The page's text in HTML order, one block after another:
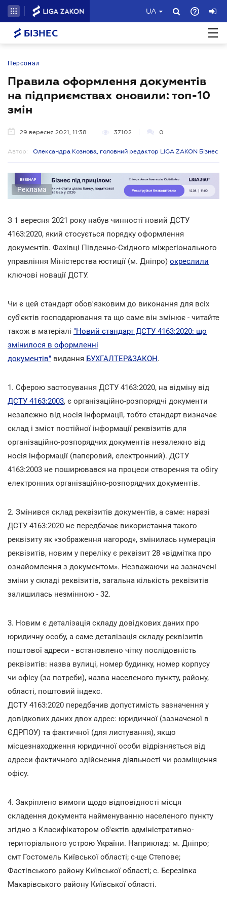
UA
БІЗНЕС
Персонал
Правила оформлення документів
на підприємствах оновили: топ-10
змін
29 вересня 2021, 11:38 37102 0
Автор: Олександра Кознова, головний редактор LIGA ZAKON Бізнес
Реклама
З 1 вересня 2021 року набув чинності новий ДСТУ
4163:2020, який стосується порядку оформлення
документів. Фахівці Південно-Східного міжрегіонального
управління Міністерства юстиції (м. Дніпро) окреслили
ключові новації ДСТУ.
Чи є цей стандарт обов'язковим до виконання для всіх
суб'єктів господарювання та що саме він змінює - читайте
також в матеріалі "Новий стандарт ДСТУ 4163:2020: що
змінилося в оформленні
документів" видання БУХГАЛТЕР&ЗАКОН.
1. Сферою застосування ДСТУ 4163:2020, на відміну від
ДСТУ 4163:2003, є організаційно-розпорядчі документи
незалежно від носія інформації, тобто стандарт визначає
склад і зміст постійної інформації реквізитів для
організаційно-розпорядчих документів незалежно від
носія інформації (паперовий, електронний). ДСТУ
4163:2003 не поширювався на процеси створення та обігу
електронних організаційно-розпорядчих документів.
2. Змінився склад реквізитів документів, а саме: наразі
ДСТУ 4163:2020 не передбачає використання такого
реквізиту як «зображення нагород», змінилась нумерація
реквізитів, новим у переліку є реквізит 28 «відмітка про
ознайомлення з документом». Незважаючи на зазначені
зміни у складі реквізитів, загальна кількість реквізитів
залишилась незмінною - 32.
3. Новим є деталізація складу довідкових даних про
юридичну особу, а саме деталізація складу реквізитів
поштової адреси - встановлено чітку послідовність
реквізитів: назва вулиці, номер будинку, номер корпусу
чи офісу (за потреби), назва населеного пункту, району,
області, поштовий індекс.
ДСТУ 4163:2020 передбачив допустимість зазначення у
довідкових даних двох адрес: юридичної (зазначеної в
ЄДРПОУ) та фактичної (для листування), якщо
місцезнаходження юридичної особи відрізняється від
адреси фактичного здійснення діяльності чи розміщення
офісу.
4. Закріплено вимоги щодо відповідності місця
складення документа найменуванню населеного пункту
згідно з Класифікатором об'єктів адміністративно-
територіального устрою України. Наприклад: м. Дніпро;
смт Гостомель Київської області; с-ще Степове;
Фастівського району Київської області; с. Березівка
Макарівського району Київської області.